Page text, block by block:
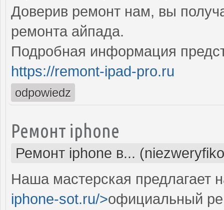
Доверив ремонт нам, вы
ремонта айпада.
Подробная информация
https://remont-ipad-pro.ru
odpowiedz
Ремонт iphone
Ремонт iphone в...
Наша мастерская предлагает
iphone-sot.ru/>официальный